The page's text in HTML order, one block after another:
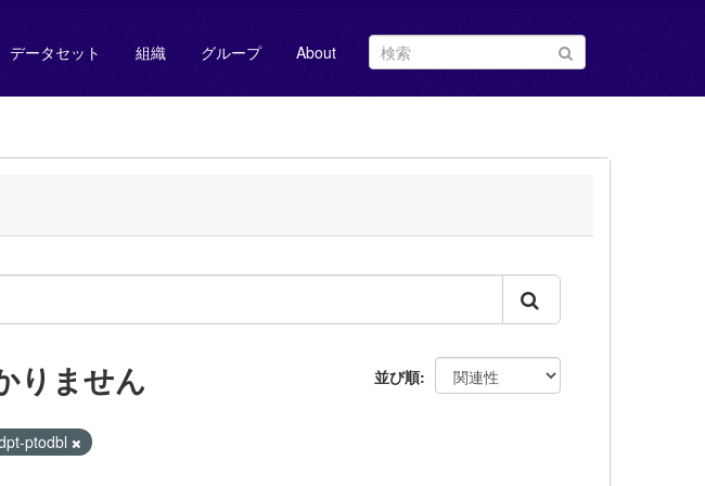
データセット 組織 グループ About
並び順
りません
ptodbl